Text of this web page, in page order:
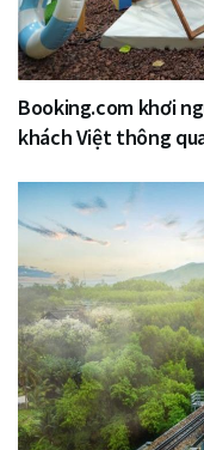
Booking.com khơi
khách Việt thông